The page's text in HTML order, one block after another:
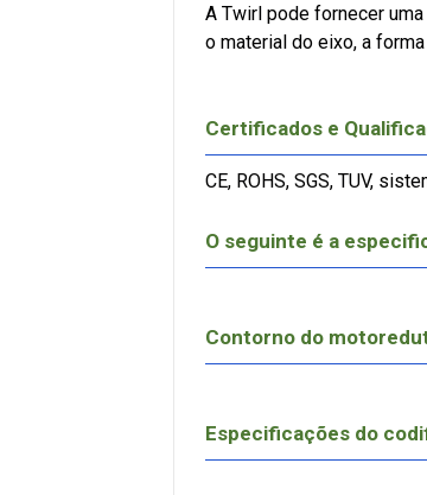
A Twirl pode fornecer
o material do eixo, a
Certificados e
CE, ROHS, SGS, TUV,
O seguinte é a
Contorno do
Especificações do